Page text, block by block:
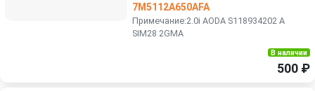
7M5112A650AFA
Примечание:2.0i AODA S118934202 A
SIM28 2GMA
В наличии
500 ₽